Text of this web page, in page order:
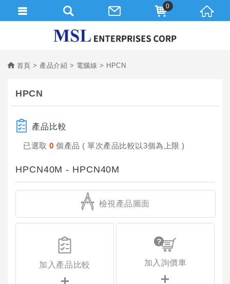
首頁 產品介紹 電腦線 HPCN
HPCN
產品比較
已選取 0個產品 ( 單次產品比較以3個為上限 )
HPCN40M - HPCN40M
檢視產品圖面
加入產品比較 加入詢價車
0